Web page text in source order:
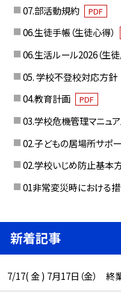
07.部活動規約 PDF
06.生徒手帳（生徒心得）
06.生活ルール2026（生徒
05. 学校不登校対応方針
04.教育計画 PDF
03.学校危機管理マニュ
02.子どもの居場所サポ
02.学校いじめ防止基本
01非常変災時における
新着記事
7/17( 金 ) 7月17日（金） 終